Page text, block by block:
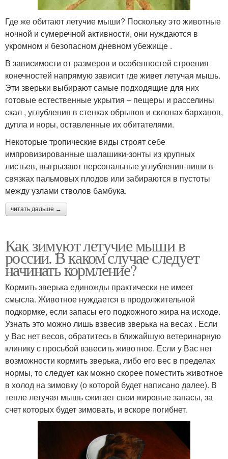
Где же обитают летучие мыши? Поскольку это животные
ночной и сумеречной активности, они нуждаются в
укромном и безопасном дневном убежище .
В зависимости от размеров и особенностей строения
конечностей напрямую зависит где живет летучая мышь.
Эти зверьки выбирают самые подходящие для них
готовые естественные укрытия – пещеры и расселины
скал , углубления в стенках обрывов и склонах барханов,
дупла и норы, оставленные их обитателями.
Некоторые тропические виды строят себе
импровизированные шалашики-зонты из крупных
листьев, выгрызают персональные углубления-ниши в
связках пальмовых плодов или забираются в пустоты
между узлами стволов бамбука.
читать дальше →
Как зимуют летучие мыши в
россии. В каком случае следует
начинать кормление?
Кормить зверька единожды практически не имеет
смысла. Животное нуждается в продолжительной
подкормке, если запасы его подкожного жира на исходе.
Узнать это можно лишь взвесив зверька на весах . Если
у Вас нет весов, обратитесь в ближайшую ветеринарную
клинику с просьбой взвесить животное. Если у Вас нет
возможности кормить зверька, либо его вес в пределах
нормы, то следует как можно скорее поместить животное
в холод на зимовку (о которой будет написано далее). В
тепле летучая мышь сжигает свои жировые запасы, за
счет которых будет зимовать, и вскоре погибнет.